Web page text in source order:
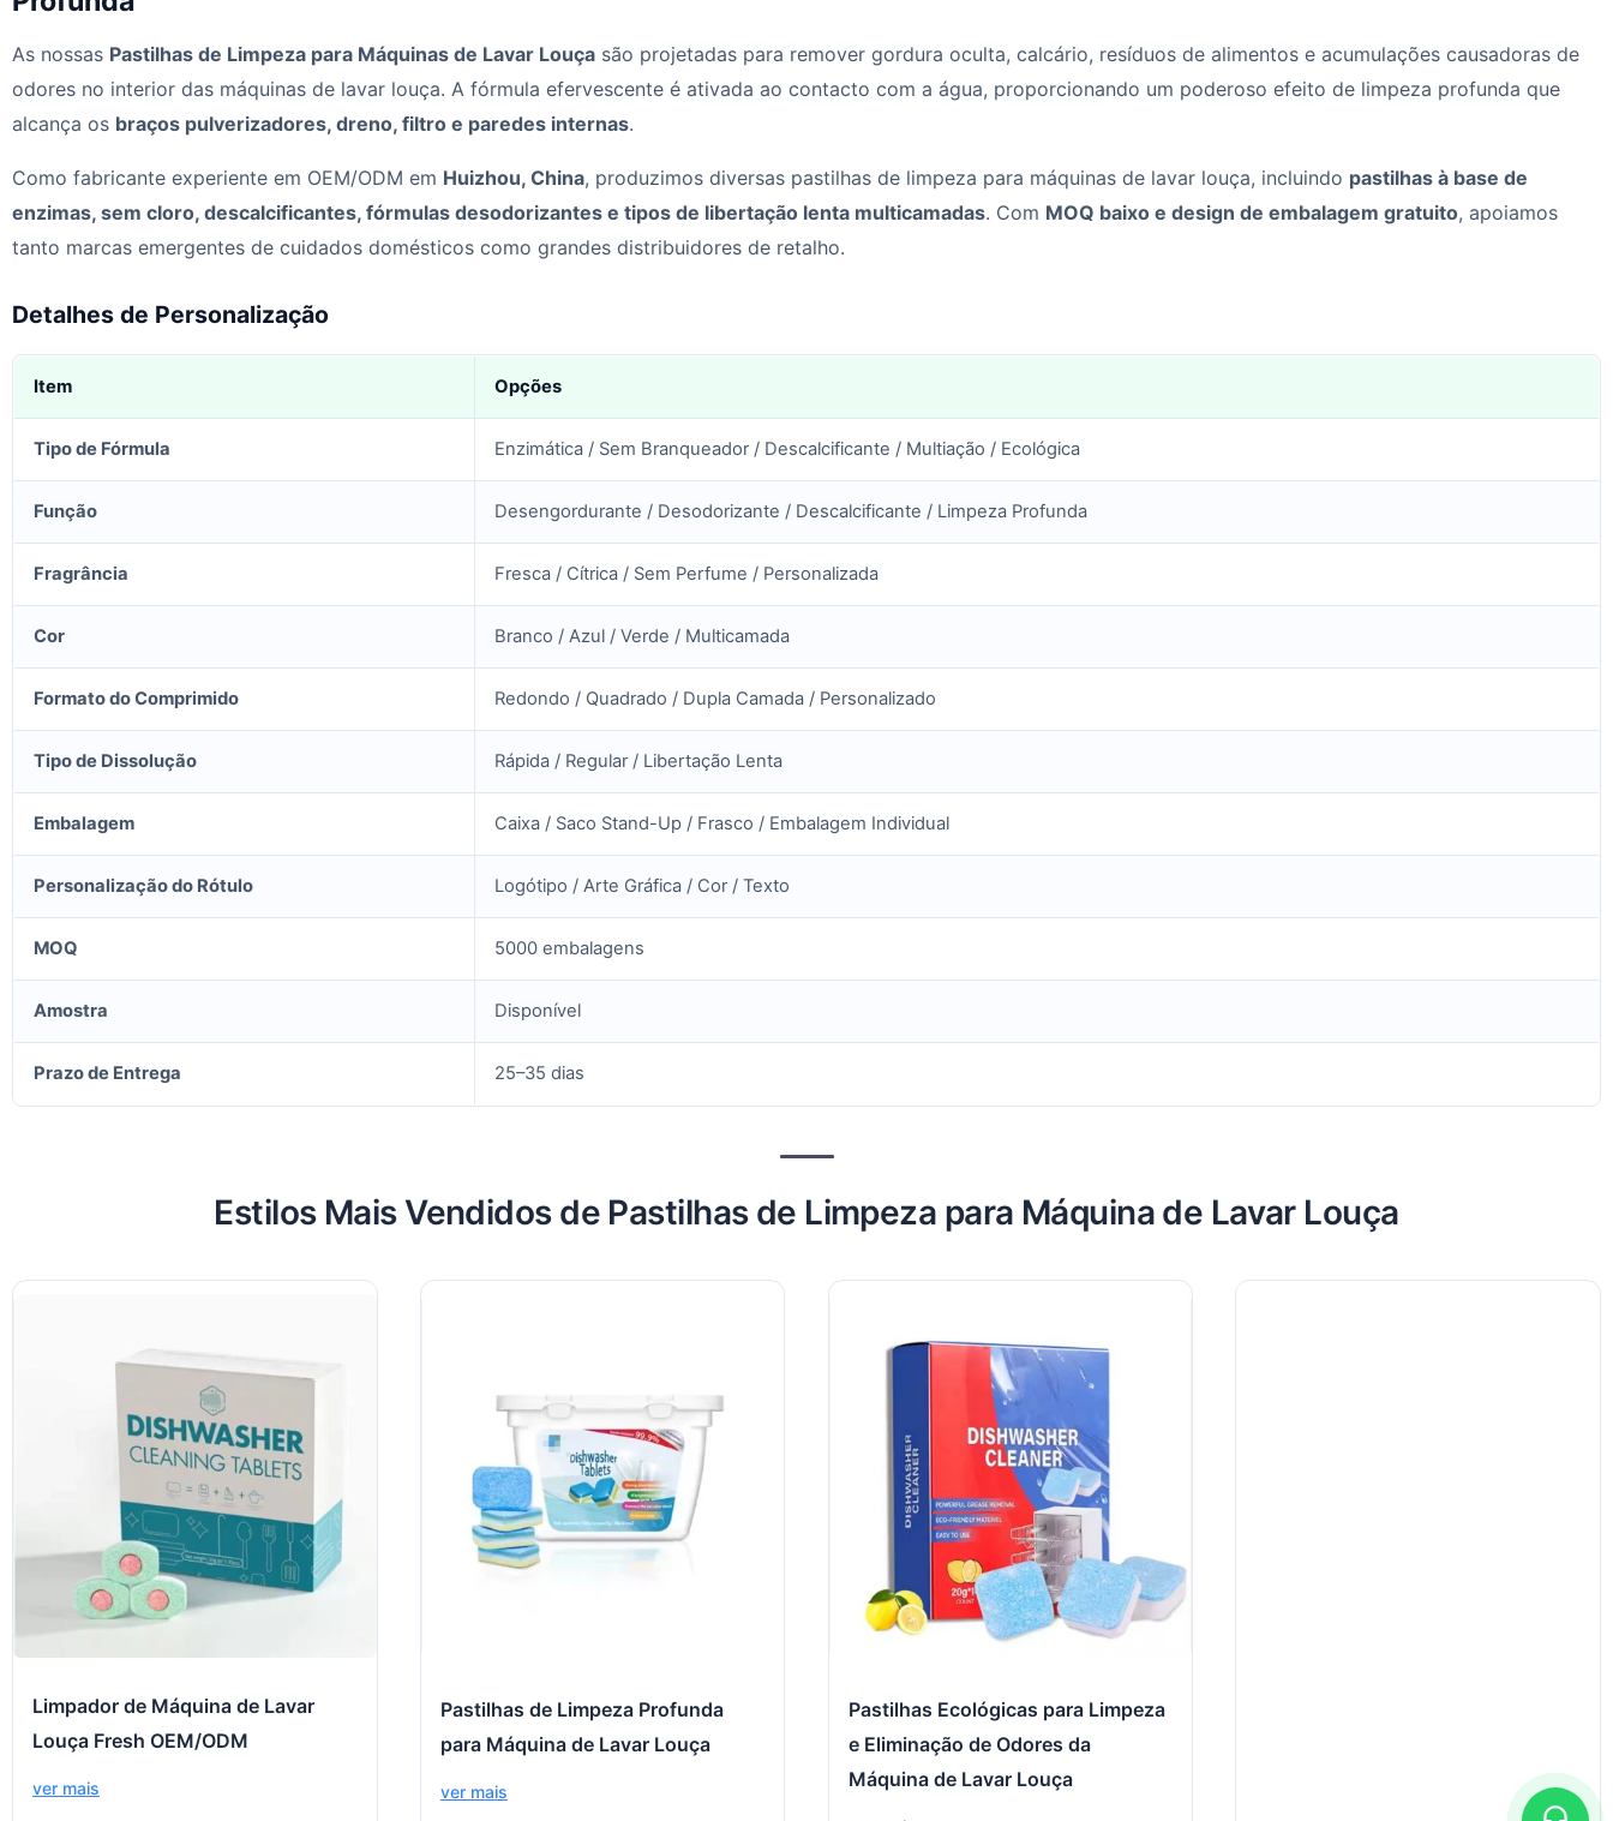
As nossas Pastilhas de Limpeza para Máquinas de Lavar Louça são projetadas para remover gordura oculta, calcário, resíduos de alimentos e acumulações causadoras de
odores no interior das máquinas de lavar louça. A fórmula efervescente é ativada ao contacto com a água, proporcionando um poderoso efeito de limpeza profunda que
alcança os braços pulverizadores, dreno, filtro e paredes internas.
Como fabricante experiente em OEM/ODM em Huizhou, China, produzimos diversas pastilhas de limpeza para máquinas de lavar louça, incluindo pastilhas à base de
enzimas, sem cloro, descalcificantes, fórmulas desodorizantes e tipos de libertação lenta multicamadas. Com MOQ baixo e design de embalagem gratuito, apoiamos
tanto marcas emergentes de cuidados domésticos como grandes distribuidores de retalho.
Detalhes de Personalização
Item Opções
Tipo de Fórmula Enzimática / Sem Branqueador / Descalcificante / Multiação / Ecológica
Função Desengordurante / Desodorizante / Descalcificante / Limpeza Profunda
Fragrância Fresca / Cítrica / Sem Perfume / Personalizada
Cor Branco / Azul / Verde / Multicamada
Formato do Comprimido Redondo / Quadrado / Dupla Camada / Personalizado
Tipo de Dissolução Rápida / Regular / Libertação Lenta
Embalagem Caixa / Saco Stand-Up / Frasco / Embalagem Individual
Personalização do Rótulo Logótipo / Arte Gráfica / Cor / Texto
MOQ 5000 embalagens
Amostra Disponível
Prazo de Entrega 25–35 dias
Estilos Mais Vendidos de Pastilhas de Limpeza para Máquina de Lavar Louça
Limpador de Máquina de Lavar
Louça Fresh OEM/ODM
ver mais
Pastilhas de Limpeza Profunda
para Máquina de Lavar Louça
ver mais
Pastilhas Ecológicas para Limpeza
e Eliminação de Odores da
Máquina de Lavar Louça